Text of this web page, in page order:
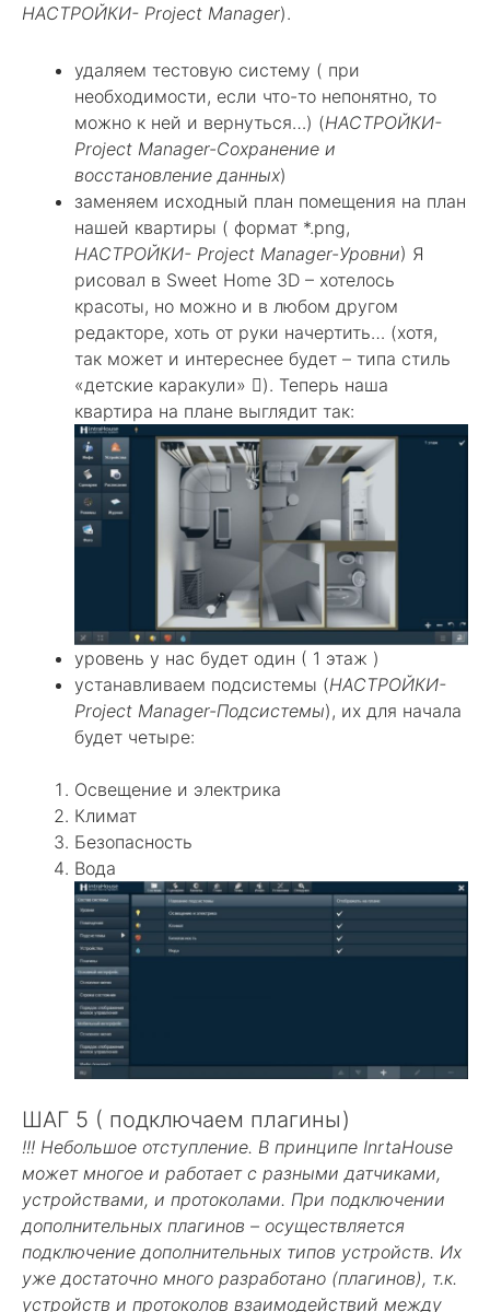
НАСТРОЙКИ- Project Manager).
удаляем тестовую систему ( при
необходимости, если что-то непонятно, то
можно к ней и вернуться…) (НАСТРОЙКИ-
Project Manager-Сохранение и
восстановление данных)
заменяем исходный план помещения на план
нашей квартиры ( формат *.png,
НАСТРОЙКИ- Project Manager-Уровни) Я
рисовал в Sweet Home 3D – хотелось
красоты, но можно и в любом другом
редакторе, хоть от руки начертить… (хотя,
так может и интереснее будет – типа стиль
«детские каракули» ). Теперь наша
квартира на плане выглядит так:
уровень у нас будет один ( 1 этаж )
устанавливаем подсистемы (НАСТРОЙКИ-
Project Manager-Подсистемы), их для начала
будет четыре:
Освещение и электрика
Климат
Безопасность
Вода
ШАГ 5 ( подключаем плагины)
!!! Небольшое отступление. В принципе InrtaHouse
может многое и работает с разными датчиками,
устройствами, и протоколами. При подключении
дополнительных плагинов – осуществляется
подключение дополнительных типов устройств. Их
уже достаточно много разработано (плагинов), т.к.
устройств и протоколов взаимодействий между